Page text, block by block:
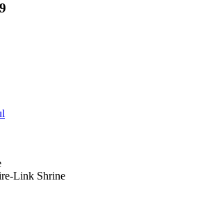
Link Shrine